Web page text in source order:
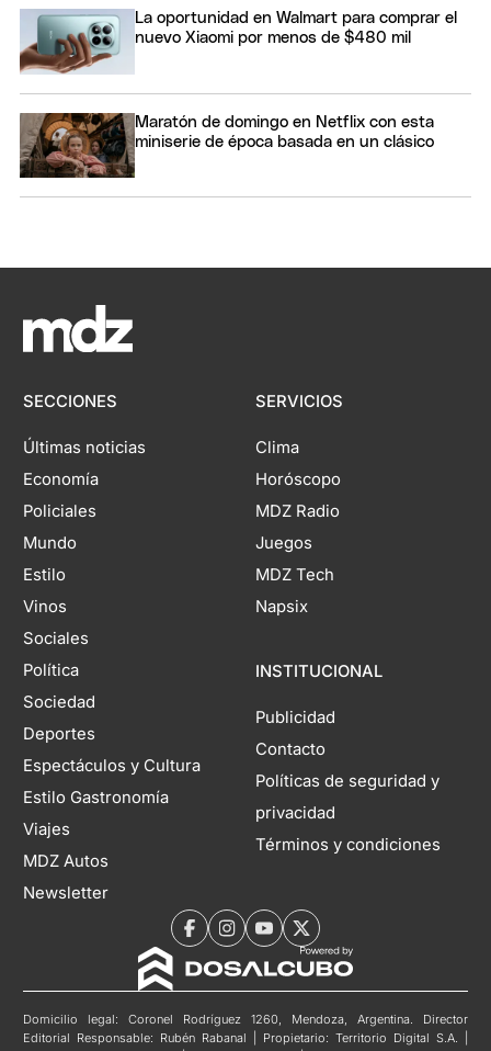
La oportunidad en Walmart para comprar el
nuevo Xiaomi por menos de $480 mil
Maratón de domingo en Netflix con esta
miniserie de época basada en un clásico
SECCIONES
Últimas noticias
Economía
Policiales
Mundo
Estilo
Vinos
Sociales
Política
Sociedad
Deportes
Espectáculos y Cultura
Estilo Gastronomía
Viajes
MDZ Autos
Newsletter
SERVICIOS
Clima
Horóscopo
MDZ Radio
Juegos
MDZ Tech
Napsix
INSTITUCIONAL
Publicidad
Contacto
Políticas de seguridad y
privacidad
Términos y condiciones
Domicilio legal: Coronel Rodríguez 1260, Mendoza, Argentina. Director
Editorial Responsable: Rubén Rabanal | Propietario: Territorio Digital S.A. |